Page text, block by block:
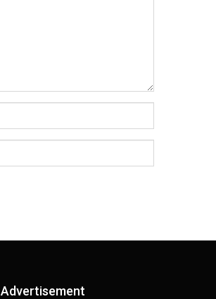
Advertisement